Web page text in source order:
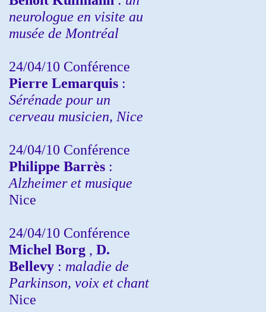
neurologue en visite au
musée de Montréal
24/04/10 Conférence
Pierre Lemarquis :
Sérénade pour un
cerveau musicien, Nice
24/04/10 Conférence
Philippe Barrès :
Alzheimer et musique
Nice
24/04/10 Conférence
Michel Borg , D.
Bellevy : maladie de
Parkinson, voix et chant
Nice